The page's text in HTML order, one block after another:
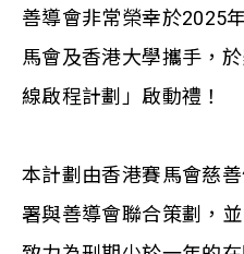
善導會非常榮幸於2025
馬會及香港大學攜手，
線啟程計劃」啟動禮！
本計劃由香港賽馬會慈
署與善導會聯合策劃，